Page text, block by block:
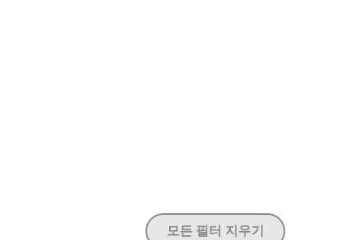
모든 필터 지우기